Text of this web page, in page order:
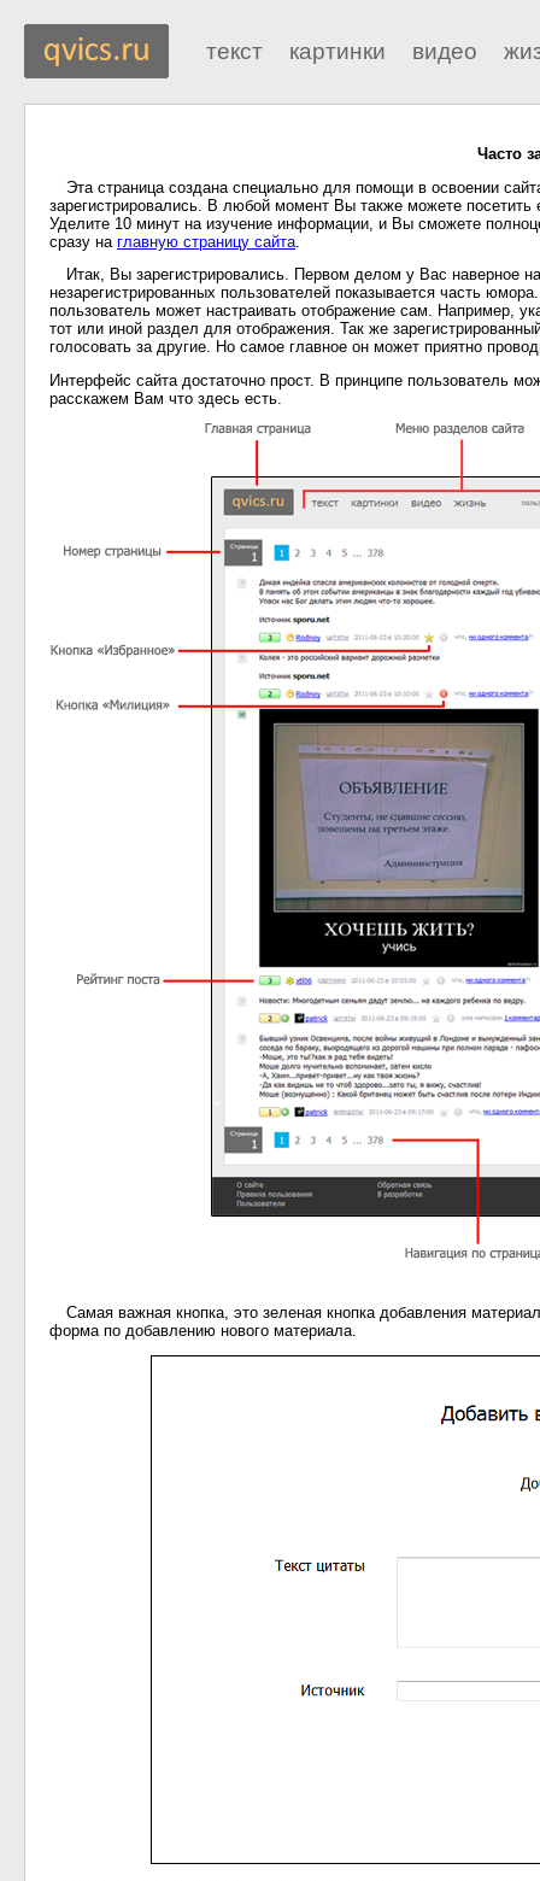
текст картинки видео
Часто
Эта страница создана специально для помощи в освоении
зарегистрировались. В любой момент Вы также можете
Уделите 10 минут на изучение информации, и Вы сможете
сразу на главную страницу сайта
Итак, Вы зарегистрировались. Первом делом у Вас наверное
незарегистрированных пользователей показывается часть
пользователь может настраивать отображение сам. Например,
тот или иной раздел для отображения. Так же
голосовать за другие. Но самое главное он может приятно
Интерфейс сайта достаточно прост. В принципе пользователь
расскажем Вам что здесь есть.
Самая важная кнопка, это зеленая кнопка добавления
форма по добавлению нового материала.